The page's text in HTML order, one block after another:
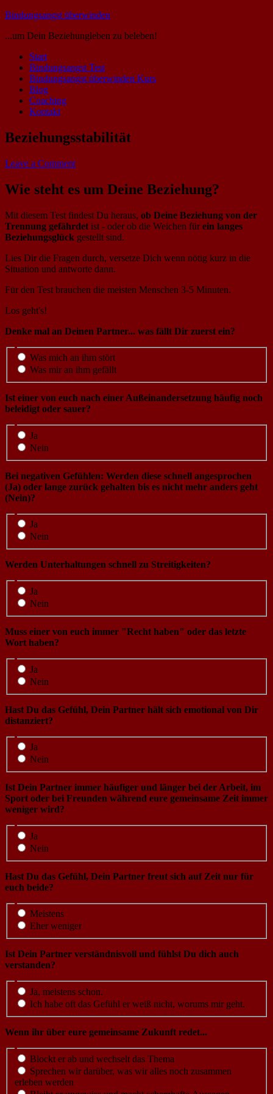
Bindungsangst überwinden
...um Dein Beziehungleben zu beleben!
Start
Bindungsangst Test
Bindungsangst überwinden Kurs
Blog
Coaching
Kontakt
Beziehungsstabilität
Leave a Comment
Wie steht es um Deine Beziehung?
Mit diesem Test findest Du heraus, ob Deine Beziehung von der
Trennung gefährdet ist - oder ob die Weichen für ein langes
Beziehungsglück gestellt sind.
Lies Dir die Fragen durch, versetze Dich wenn nötig kurz in die
Situation und antworte dann.
Für den Test brauchen die meisten Menschen 3-5 Minuten.
Los geht's!
Denke mal an Deinen Partner... was fällt Dir zuerst ein?
Was mich an ihm stört
Was mir an ihm gefällt
Ist einer von euch nach einer Außeinandersetzung häufig noch
beleidigt oder sauer?
Ja
Nein
Bei negativen Gefühlen: Werden diese schnell angesprochen
(Ja) oder lange zurück gehalten bis es nicht mehr anders geht
(Nein)?
Ja
Nein
Werden Unterhaltungen schnell zu Streitigkeiten?
Ja
Nein
Muss einer von euch immer "Recht haben" oder das letzte
Wort haben?
Ja
Nein
Hast Du das Gefühl, Dein Partner hält sich emotional von Dir
distanziert?
Ja
Nein
Ist Dein Partner immer häufiger und länger bei der Arbeit, im
Sport oder bei Freunden während eure gemeinsame Zeit immer
weniger wird?
Ja
Nein
Hast Du das Gefühl, Dein Partner freut sich auf Zeit nur für
euch beide?
Meistens
Eher weniger
Ist Dein Partner verständnisvoll und fühlst Du dich auch
verstanden?
Ja, meistens schon.
Ich habe oft das Gefühl er weiß nicht, worums mir geht.
Wenn ihr über eure gemeinsame Zukunft redet...
Blockt er ab und wechselt das Thema
Sprechen wir darüber, was wir alles noch zusammen
erleben werden